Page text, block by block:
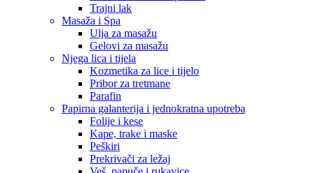
Trajni lak
Masaža i Spa
Ulja za masažu
Gelovi za masažu
Njega lica i tijela
Kozmetika za lice i tijelo
Pribor za tretmane
Parafin
Papirna galanterija i jednokratna upotreba
Folije i kese
Kape, trake i maske
Peškiri
Prekrivači za ležaj